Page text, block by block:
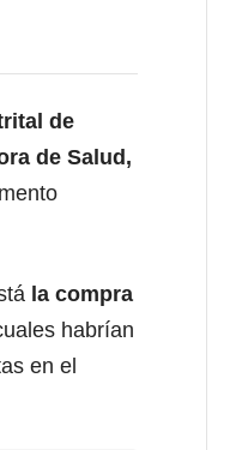
de
de Salud,
la compra
habrían
en el